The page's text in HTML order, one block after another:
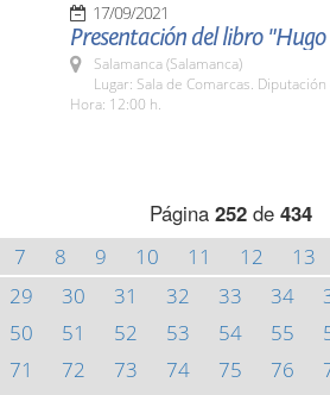
17/09/2021
Presentación del libro
Salamanca (Salamanca)
Lugar: Sala de Comarcas.
Hora: 12:00 h.
Página 252de 434
7 8 9 10 11 12 13
29 30 31 32 33 34
50 51 52 53 54 55
71 72 73 74 75 76